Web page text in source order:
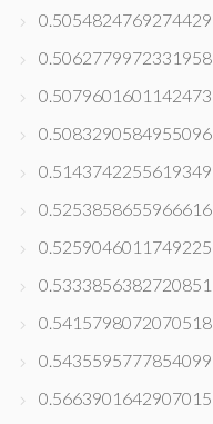
0.5054824769274429
0.5062779972331958
0.5079601601142473
0.5083290584955096
0.5143742255619349
0.5253858655966616
0.5259046011749225
0.5333856382720851
0.5415798072070518
0.5435595777854099
0.5663901642907015